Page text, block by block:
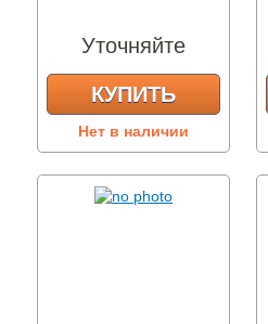
Уточняйте
КУПИТЬ
Нет в наличии